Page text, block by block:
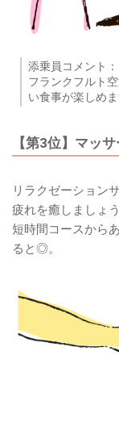
添乗員コメント：
フランクフルト
い食事が楽しめま
【第3位】マッ
リラクゼーション
疲れを癒しましょう
短時間コースから
ると◎。